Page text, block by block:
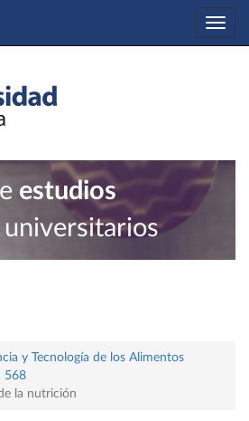
estudios
universitarios
y Tecnología de los Alimentos
568
la nutrición